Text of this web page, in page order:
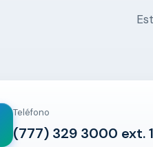
Teléfono
(777) 329 3000 ext.